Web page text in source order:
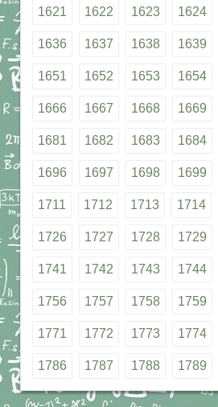
1621 1622 1623 1624
1636 1637 1638 1639
1651 1652 1653 1654
1666 1667 1668 1669
1681 1682 1683 1684
1696 1697 1698 1699
1711 1712 1713 1714
1726 1727 1728 1729
1741 1742 1743 1744
1756 1757 1758 1759
1771 1772 1773 1774
1786 1787 1788 1789